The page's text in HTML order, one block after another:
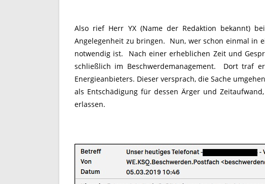
Also rief Herr YX (Name der Redaktion bekannt)
Angelegenheit zu bringen. Nun, wer schon einmal in
notwendig ist. Nach einer erheblichen Zeit und
schließlich im Beschwerdemanagement. Dort traf
Energieanbieters. Dieser versprach, die Sache
als Entschädigung für dessen Ärger und
erlassen.